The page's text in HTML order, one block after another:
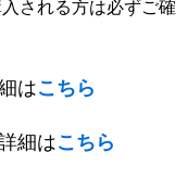
される方は必ずご確
はこちら
細はこちら